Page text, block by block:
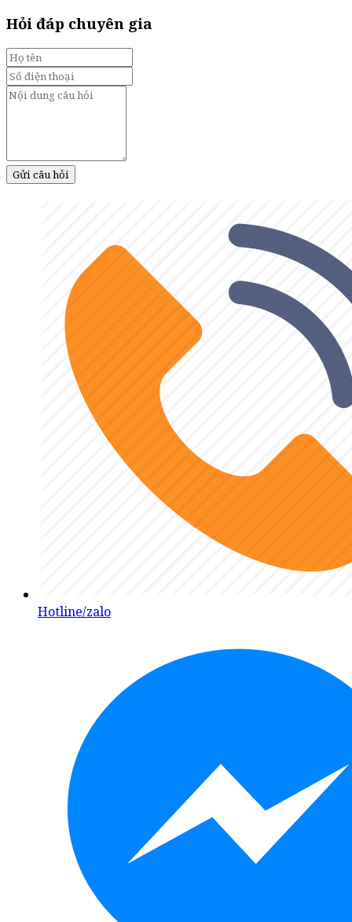
Hỏi đáp chuyên gia
Gửi câu hỏi
Hotline/zalo